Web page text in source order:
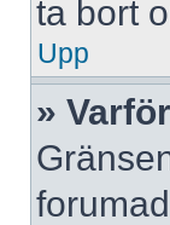
ta bort
Upp
»